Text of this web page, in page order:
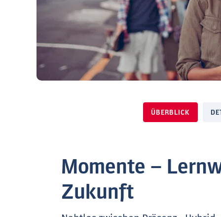
ÜBERBLICK
Momente –
Zukunft